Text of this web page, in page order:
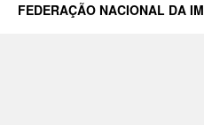
FEDERAÇÃO NACIONAL DA